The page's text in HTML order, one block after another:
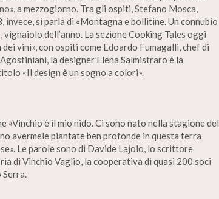
a mezzogiorno. Tra gli ospiti, Stefano Mosca,
si parla di «Montagna e bollitine. Un connubio
dell’anno. La sezione Cooking Tales oggi
vini», con ospiti come Edoardo Fumagalli, chef di
la designer Elena Salmistraro è la
«Il design è un sogno a colori».
«Vinchio è il mio nido. Ci sono nato nella stagione del
avermele piantate ben profonde in questa terra
Le parole sono di Davide Lajolo, lo scrittore
di Vinchio Vaglio, la cooperativa di quasi 200 soci
Serra.